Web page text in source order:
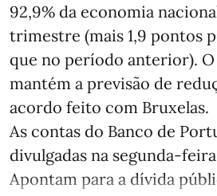
92,9% da economia
trimestre (mais 1,9 pontos
que no período anterior).
mantém a previsão de
acordo feito com Bruxelas.
As contas do Banco de
divulgadas na segunda-
Apontam para a dívida